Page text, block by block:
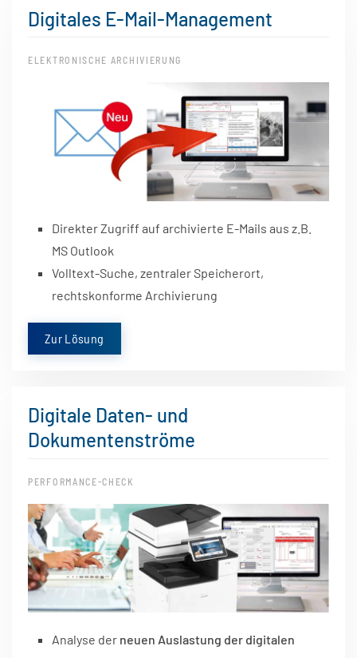
Digitales E-Mail-Management
ELEKTRONISCHE ARCHIVIERUNG
Direkter Zugriff auf archivierte E-Mails aus z.B.
MS Outlook
Volltext-Suche, zentraler Speicherort,
rechtskonforme Archivierung
Zur Lösung
Digitale Daten- und
Dokumentenströme
PERFORMANCE-CHECK
Analyse der neuen Auslastung der digitalen